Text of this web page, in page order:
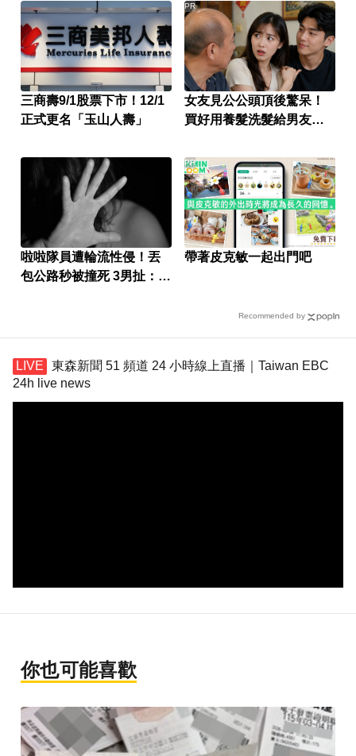
三商壽9/1股票下市！12/1
正式更名「玉山人壽」
女友見公公頭頂後驚呆！
買好用養髮洗髮給男友引
PR
啦啦隊員遭輪流性侵！丟
包公路秒被撞死 3男扯：她
帶著皮克敏一起出門吧
PR
Recommended by
東森新聞 51 頻道 24 小時線上直播｜Taiwan EBC
24h live news
你也可能喜歡